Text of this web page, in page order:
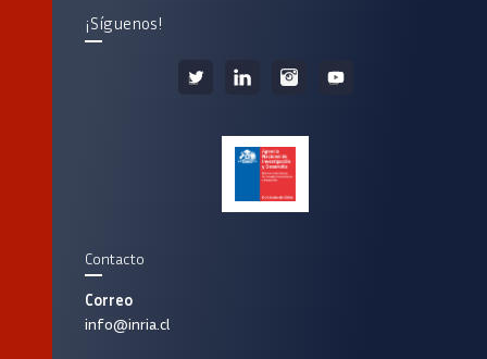
¡Síguenos!
Contacto
Correo
info@inria.cl